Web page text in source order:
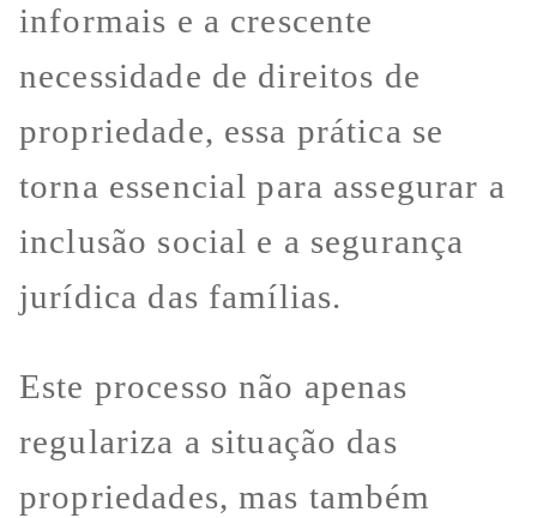
informais e a crescente
necessidade de direitos de
propriedade, essa prática se
torna essencial para assegurar a
inclusão social e a segurança
jurídica das famílias.
Este processo não apenas
regulariza a situação das
propriedades, mas também